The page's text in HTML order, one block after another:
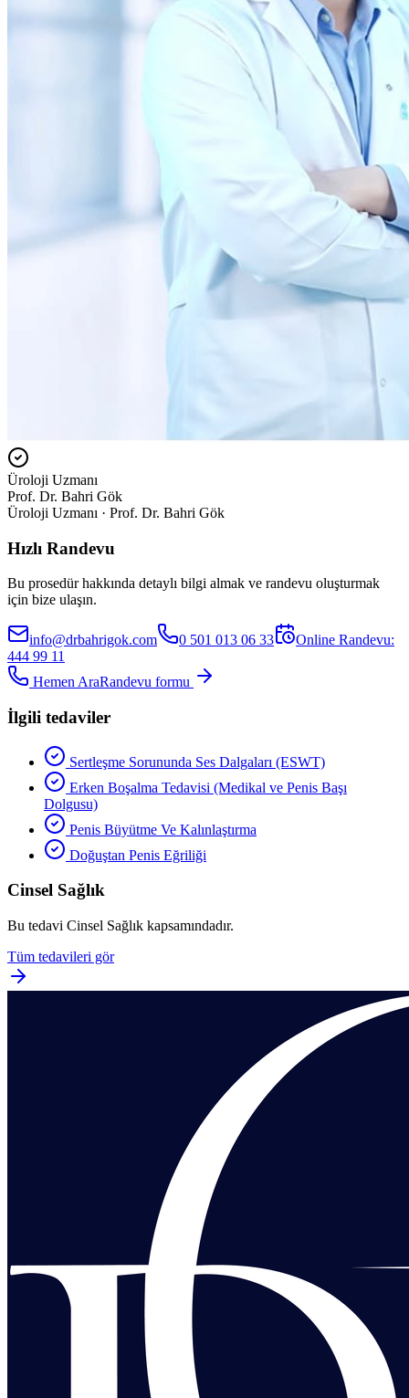
Üroloji Uzmanı
Prof. Dr. Bahri Gök
Üroloji Uzmanı · Prof. Dr. Bahri Gök
Hızlı Randevu
Bu prosedür hakkında detaylı bilgi almak ve randevu oluşturmak
için bize ulaşın.
info@drbahrigok.com 0 501 013 06 33
Online Randevu:
444 99 11
Hemen AraRandevu formu
İlgili tedaviler
Sertleşme Sorununda Ses Dalgaları (ESWT)
Erken Boşalma Tedavisi (Medikal ve Penis Başı
Dolgusu)
Penis Büyütme Ve Kalınlaştırma
Doğuştan Penis Eğriliği
Cinsel Sağlık
Bu tedavi Cinsel Sağlık kapsamındadır.
Tüm tedavileri gör